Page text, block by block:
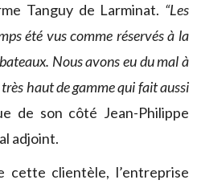
Tanguy de Larminat. “Les
été vus comme réservés à la
Nous avons eu du mal à
haut de gamme qui fait aussi
de son côté Jean-Philippe
adjoint.
cette clientèle, l’entreprise